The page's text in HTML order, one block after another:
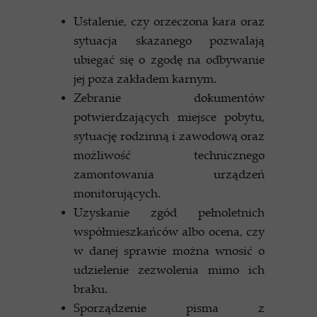
Ustalenie, czy orzeczona kara oraz
sytuacja skazanego pozwalają
ubiegać się o zgodę na odbywanie
jej poza zakładem karnym.
Zebranie dokumentów
potwierdzających miejsce pobytu,
sytuację rodzinną i zawodową oraz
możliwość technicznego
zamontowania urządzeń
monitorujących.
Uzyskanie zgód pełnoletnich
współmieszkańców albo ocena, czy
w danej sprawie można wnosić o
udzielenie zezwolenia mimo ich
braku.
Sporządzenie pisma z